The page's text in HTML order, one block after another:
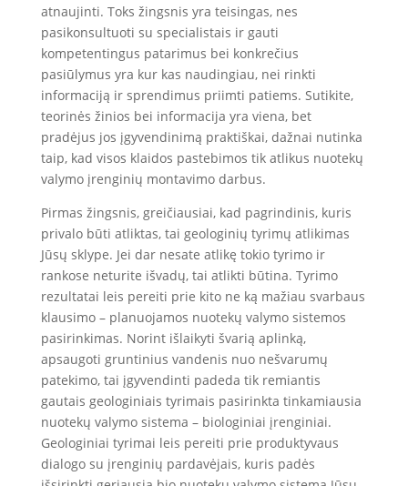
atnaujinti. Toks žingsnis yra teisingas, nes
pasikonsultuoti su specialistais ir gauti
kompetentingus patarimus bei konkrečius
pasiūlymus yra kur kas naudingiau, nei rinkti
informaciją ir sprendimus priimti patiems. Sutikite,
teorinės žinios bei informacija yra viena, bet
pradėjus jos įgyvendinimą praktiškai, dažnai nutinka
taip, kad visos klaidos pastebimos tik atlikus nuotekų
valymo įrenginių montavimo darbus.
Pirmas žingsnis, greičiausiai, kad pagrindinis, kuris
privalo būti atliktas, tai geologinių tyrimų atlikimas
Jūsų sklype. Jei dar nesate atlikę tokio tyrimo ir
rankose neturite išvadų, tai atlikti būtina. Tyrimo
rezultatai leis pereiti prie kito ne ką mažiau svarbaus
klausimo – planuojamos nuotekų valymo sistemos
pasirinkimas. Norint išlaikyti švarią aplinką,
apsaugoti gruntinius vandenis nuo nešvarumų
patekimo, tai įgyvendinti padeda tik remiantis
gautais geologiniais tyrimais pasirinkta tinkamiausia
nuotekų valymo sistema – biologiniai įrenginiai.
Geologiniai tyrimai leis pereiti prie produktyvaus
dialogo su įrenginių pardavėjais, kuris padės